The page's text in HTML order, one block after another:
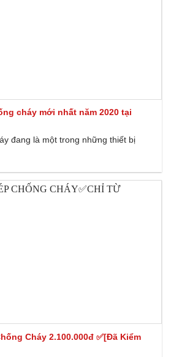
cháy mới nhất năm 2020 tại
đang là một trong những thiết bị
Cháy 2.100.000đ ✅[Đã Kiểm